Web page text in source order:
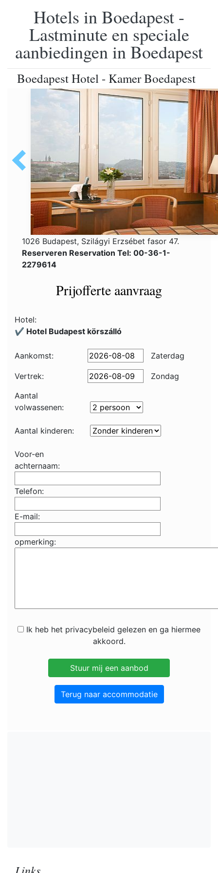
Hotels in Boedapest -
Lastminute en speciale
aanbiedingen in Boedapest
Boedapest Hotel - Kamer Boedapest
1026 Budapest, Szilágyi Erzsébet fasor 47.
Reserveren Reservation Tel: 00-36-1-
2279614
Prijofferte aanvraag
Hotel:
✔️ Hotel Budapest körszálló
Aankomst: Zaterdag
Vertrek:
Zondag
Aantal
volwassenen:
Aantal kinderen:
Voor-en
achternaam:
Telefon:
E-mail:
opmerking:
Ik heb het privacybeleid gelezen en ga hiermee
akkoord.
Terug naar accommodatie